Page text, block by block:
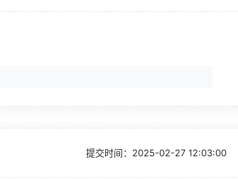
提交时间： 2025-02-27 12:03:00